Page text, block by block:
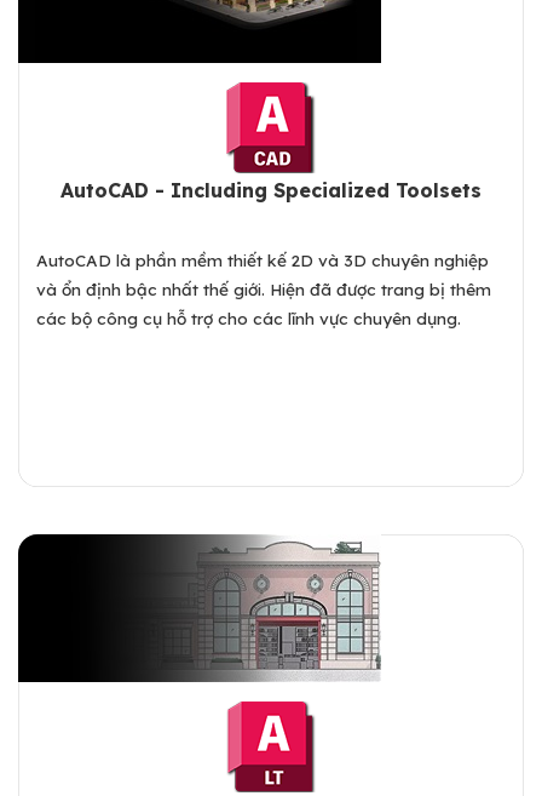
AutoCAD - Including Specialized Toolsets
AutoCAD là phần mềm thiết kế 2D và 3D chuyên nghiệp
và ổn định bậc nhất thế giới. Hiện đã được trang bị thêm
các bộ công cụ hỗ trợ cho các lĩnh vực chuyên dụng.